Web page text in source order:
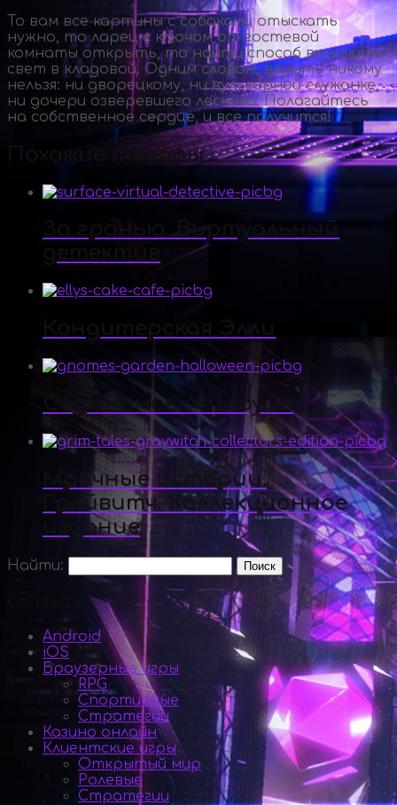
То вам все картины с собаками отыскать
нужно, то ларец с ключом от гостевой
комнаты открыть, то найти способ включить
свет в кладовой. Одним словом, верить никому
нельзя: ни дворецкому, ни вульгарной служанке,
ни дочери озверевшего лесника. Полагайтесь
на собственное сердце, и все получится!
Похожие товары
За гранью. Виртуальный
Сад гномов. Хеллоуин
Мрачные истории.
Грейвитч. Коллекционное
издание
Найти:
Android
iOS
Браузерные игры
RPG
Спортивные
Стратегии
Казино онлайн
Клиентские игры
Открытый мир
Ролевые
Стратегии